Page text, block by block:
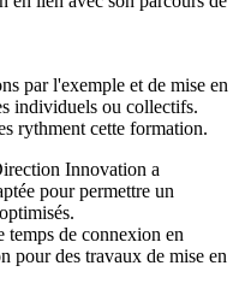
par l'exemple et de mise en
individuels ou collectifs.
rythment cette formation.
Innovation a
pour permettre un
temps de connexion en
pour des travaux de mise en